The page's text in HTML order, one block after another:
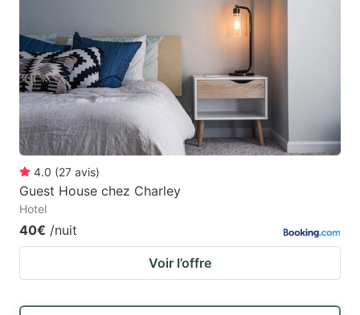
4.0 (27 avis)
Guest House chez Charley
Hotel
40€ /nuit
Voir l’offre